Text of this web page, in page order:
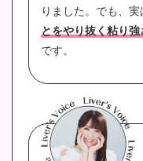
りました。でも、実
とをやり抜く粘り
です。